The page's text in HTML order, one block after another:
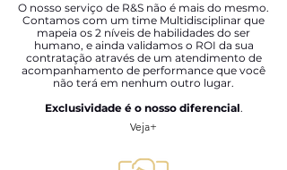
O nosso serviço de R&S não é mais do mesmo.
Contamos com um time Multidisciplinar que
mapeia os 2 níveis de habilidades do ser
humano, e ainda validamos o ROI da sua
contratação através de um atendimento de
acompanhamento de performance que você
não terá em nenhum outro lugar.
Exclusividade é o nosso diferencial.
Veja+